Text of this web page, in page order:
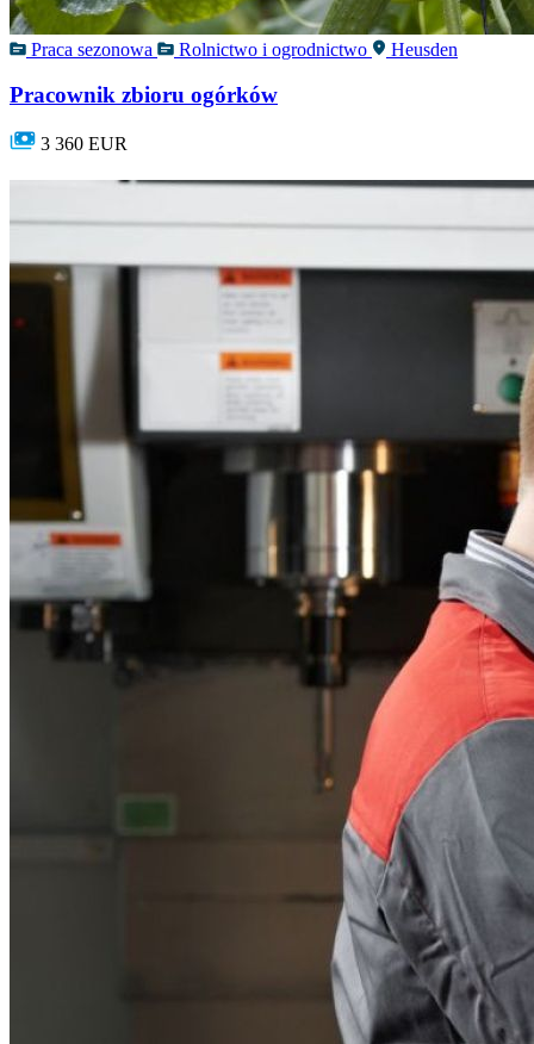
Praca sezonowa Rolnictwo i ogrodnictwo Heusden
Pracownik zbioru ogórków
3 360 EUR